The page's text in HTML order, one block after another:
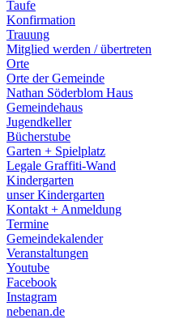
Taufe
Konfirmation
Trauung
Mitglied werden / übertreten
Orte
Orte der Gemeinde
Nathan Söderblom Haus
Gemeindehaus
Jugendkeller
Bücherstube
Garten + Spielplatz
Legale Graffiti-Wand
Kindergarten
unser Kindergarten
Kontakt + Anmeldung
Termine
Gemeindekalender
Veranstaltungen
Youtube
Facebook
Instagram
nebenan.de